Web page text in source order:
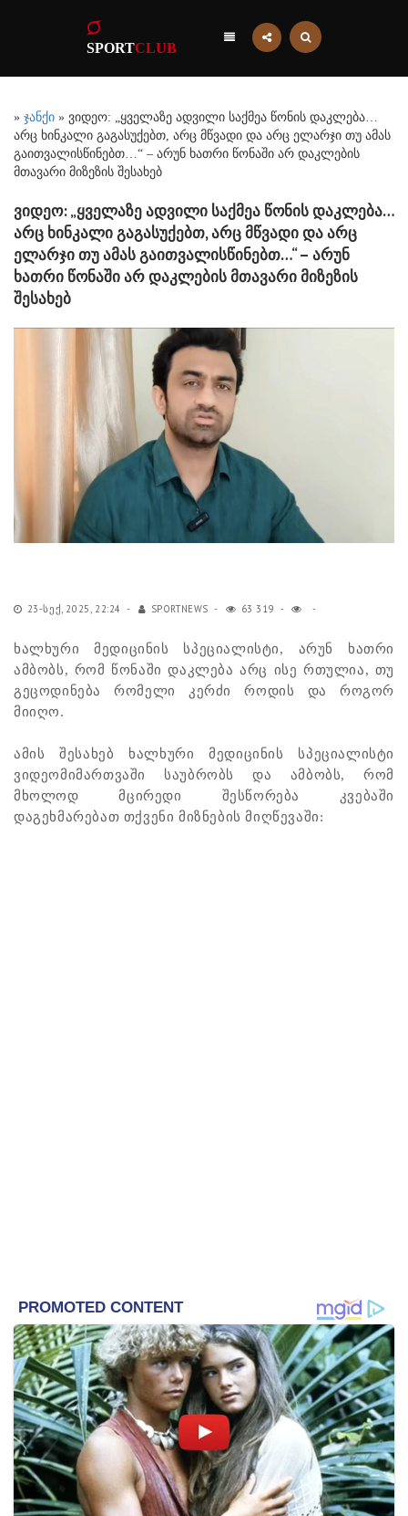
SPORTCLUB
» ჯანქი » ვიდეო: „ყველაზე ადვილი საქმეა წონის დაკლება…
არც ხინკალი გაგასუქებთ, არც მწვადი და არც ელარჯი თუ ამას
გაითვალისწინებთ…“ – არუნ ხათრი წონაში არ დაკლების
მთავარი მიზეზის შესახებ
ვიდეო: „ყველაზე ადვილი საქმეა წონის დაკლება…
არც ხინკალი გაგასუქებთ, არც მწვადი და არც
ელარჯი თუ ამას გაითვალისწინებთ…“ – არუნ
ხათრი წონაში არ დაკლების მთავარი მიზეზის
შესახებ
23-ᲡᲔᲥ, 2025, 22:24 SPORTNEWS 63 319
ხალხური მედიცინის სპეციალისტი, არუნ ხათრი
ამბობს, რომ წონაში დაკლება არც ისე რთულია, თუ
გეცოდინება რომელი კერძი როდის და როგორ
მიიღო.
ამის შესახებ ხალხური მედიცინის სპეციალისტი
ვიდეომიმართვაში საუბრობს და ამბობს, რომ
მხოლოდ მცირედი შესწორება კვებაში
დაგეხმარებათ თქვენი მიზნების მიღწევაში: